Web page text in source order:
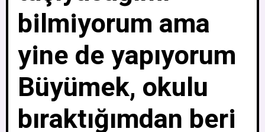
bilmiyorum ama
yine de yapıyorum
Büyümek, okulu
bıraktığımdan beri